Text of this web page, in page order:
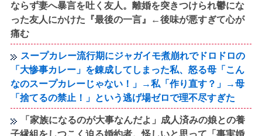
ならず妻へ暴言を吐く友人。離婚を突きつけられ鬱にな
った友人にかけた『最後の一言』←後味が悪すぎて心が
痛む
スープカレー流行期にジャガイモ煮崩れでドロドロの
「大惨事カレー」を錬成してしまった私、怒る母「こん
なのスープカレーじゃない！」→私「作り直す？」→母
「捨てるの禁止！」という逃げ場ゼロで理不尽すぎた
「家族になるのが大事なんだよ」成人済みの娘との養